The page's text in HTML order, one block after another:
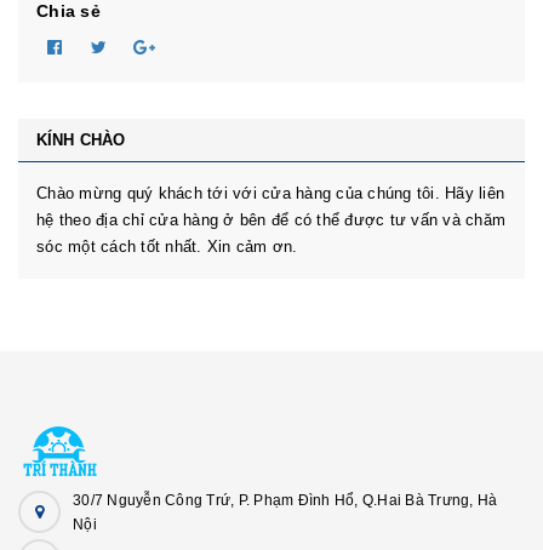
Chia sẻ
KÍNH CHÀO
Chào mừng quý khách tới với cửa hàng của chúng tôi. Hãy liên
hệ theo địa chỉ cửa hàng ở bên để có thể được tư vấn và chăm
sóc một cách tốt nhất. Xin cảm ơn.
30/7 Nguyễn Công Trứ, P. Phạm Đình Hổ, Q.Hai Bà Trưng, Hà
Nội